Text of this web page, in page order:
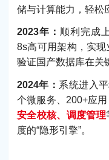
储与计算能力，轻松
2023年： 顺利完成
8s高可用架构，实
验证国产数据库在关
2024年： 系统进入
个微服务、200+应用
安全校核、调度管理
度的“隐形引擎”。